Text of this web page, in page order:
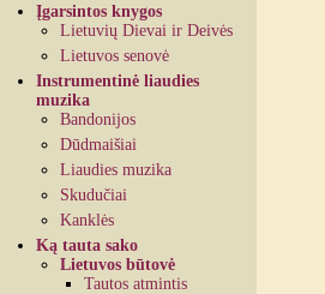
Įgarsintos knygos
Lietuvių Dievai ir Deivės
Lietuvos senovė
Instrumentinė liaudies
muzika
Bandonijos
Dūdmaišiai
Liaudies muzika
Skudučiai
Kanklės
Ką tauta sako
Lietuvos būtovė
Tautos atmintis